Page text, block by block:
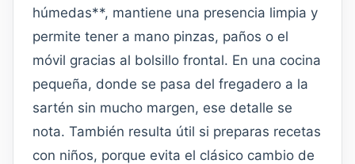
húmedas**, mantiene una presencia limpia y
permite tener a mano pinzas, paños o el
móvil gracias al bolsillo frontal. En una cocina
pequeña, donde se pasa del fregadero a la
sartén sin mucho margen, ese detalle se
nota. También resulta útil si preparas recetas
con niños, porque evita el clásico cambio de